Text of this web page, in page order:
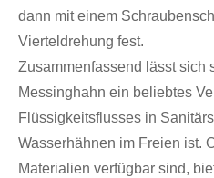
dann mit einem
Vierteldrehung fest.
Zusammenfassend lässt sich
Messinghahn ein beliebtes
Flüssigkeitsflusses in
Wasserhähnen im Freien ist.
Materialien verfügbar sind,